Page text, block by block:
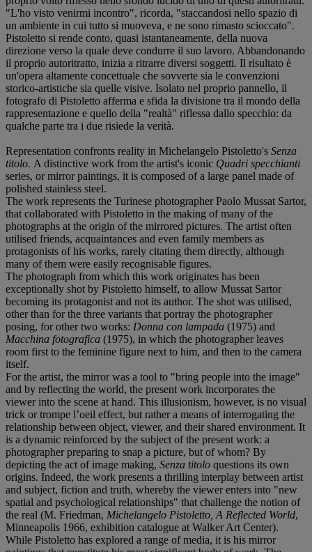
"L'ho visto venirmi incontro", ricorda, "staccandosi nello spazio di
un ambiente in cui tutto si muoveva, e ne sono rimasto scioccato".
Pistoletto si rende conto, quasi istantaneamente, della nuova
direzione verso la quale deve condurre il suo lavoro. Abbandonando
il proprio autoritratto, inizia a ritrarre diversi soggetti. Il risultato è
un'opera altamente concettuale che sovverte sia le convenzioni
storico-artistiche sia quelle visive. Isolato nel proprio pannello, il
fotografo di Pistoletto afferma e sfida la divisione tra il mondo della
rappresentazione e quello della "realtà" riflessa dallo specchio: da
qualche parte tra i due risiede la verità.
Representation confronts reality in Michelangelo Pistoletto's Senza
titolo. A distinctive work from the artist's iconic Quadri specchianti
series, or mirror paintings, it is composed of a large panel made of
polished stainless steel.
The work represents the Turinese photographer Paolo Mussat Sartor,
that collaborated with Pistoletto in the making of many of the
photographs at the origin of the mirrored pictures. The artist often
utilised friends, acquaintances and even family members as
protagonists of his works, rarely citating them directly, although
many of them were easily recognisable figures.
The photograph from which this work originates has been
exceptionally shot by Pistoletto himself, to allow Mussat Sartor
becoming its protagonist and not its author. The shot was utilised,
other than for the three variants that portray the photographer
posing, for other two works: Donna con lampada (1975) and
Macchina fotografica (1975), in which the photographer leaves
room first to the feminine figure next to him, and then to the camera
itself.
For the artist, the mirror was a tool to "bring people into the image"
and by reflecting the world, the present work incorporates the
viewer into the scene at hand. This illusionism, however, is no visual
trick or trompe l’oeil effect, but rather a means of interrogating the
relationship between object, viewer, and their shared environment. It
is a dynamic reinforced by the subject of the present work: a
photographer preparing to snap a picture, but of whom? By
depicting the act of image making, Senza titolo questions its own
origins. Indeed, the work presents a thrilling interplay between artist
and subject, fiction and truth, whereby the viewer enters into "new
spatial and psychological relationships" that challenge the notion of
the real (M. Friedman, Michelangelo Pistoletto, A Reflected World,
Minneapolis 1966, exhibition catalogue at Walker Art Center).
While Pistoletto has explored a range of media, it is his mirror